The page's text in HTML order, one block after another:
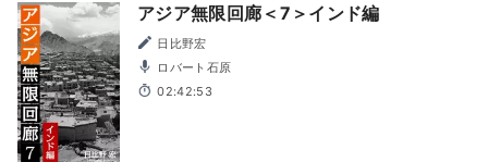
アジア無限回廊＜7＞インド編
日比野宏
ロバート石原
02:42:53